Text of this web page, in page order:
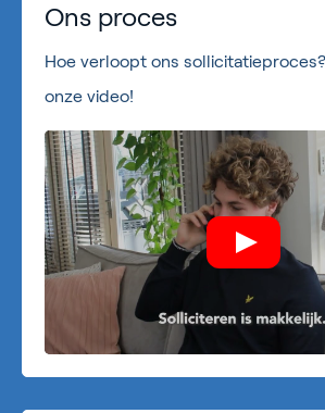
Ons proces
Hoe verloopt ons
onze video!